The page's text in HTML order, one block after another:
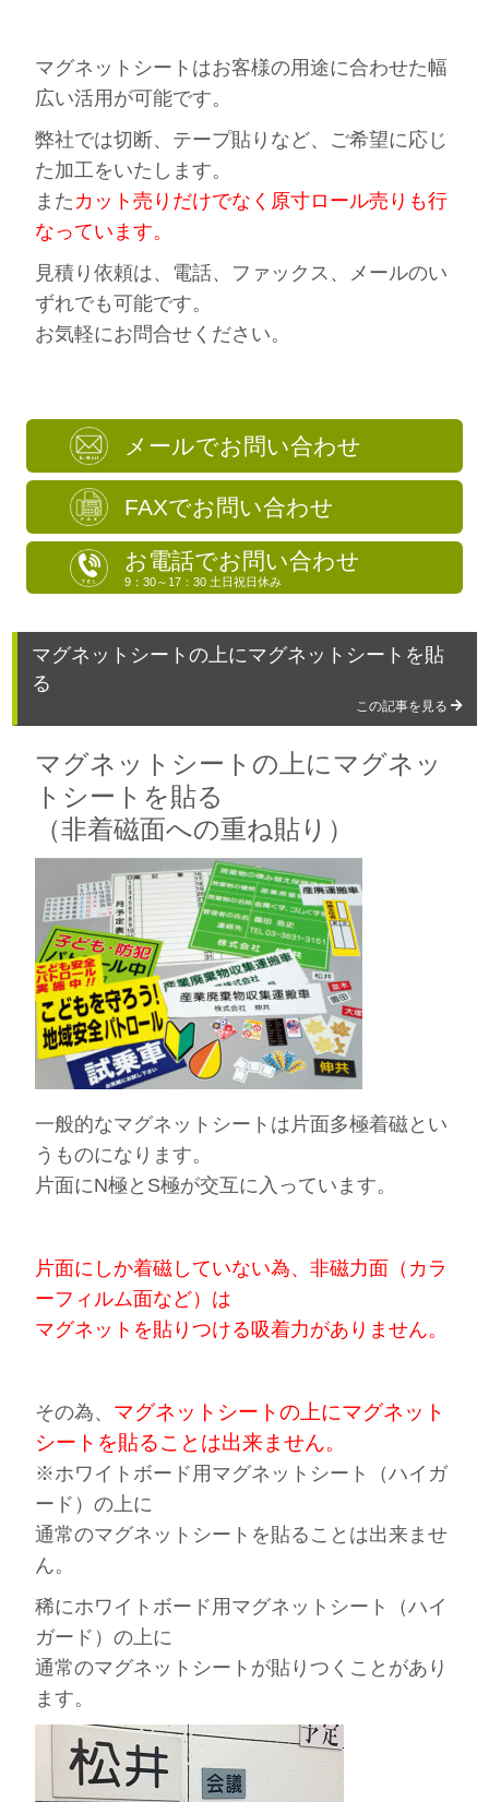
マグネットシートはお客様の用途に合わせた幅
広い活用が可能です。
弊社では切断、テープ貼りなど、ご希望に応じ
た加工をいたします。
また カット売りだけでなく原寸ロール売りも行
なっています。
見積り依頼は、電話、ファックス、メールのい
ずれでも可能です。
お気軽にお問合せください。
メールでお問い合わせ
FAXでお問い合わせ
お電話でお問い合わせ
9：30～17：30 土日祝日休み
マグネットシートの上にマグネットシートを貼
る
この記事を見る
マグネットシートの上にマグネッ
トシートを貼る
（非着磁面への重ね貼り）
一般的なマグネットシートは片面多極着磁とい
うものになります。
片面にN極とS極が交互に入っています。
片面にしか着磁していない為、非磁力面（カラ
ーフィルム面など）は
マグネットを貼りつける吸着力がありません。
その為、 マグネットシートの上にマグネット
シートを貼ることは出来ません。
※ホワイトボード用マグネットシート（ハイガ
ード）の上に
通常のマグネットシートを貼ることは出来ませ
ん。
稀にホワイトボード用マグネットシート（ハイ
ガード）の上に
通常のマグネットシートが貼りつくことがあり
ます。